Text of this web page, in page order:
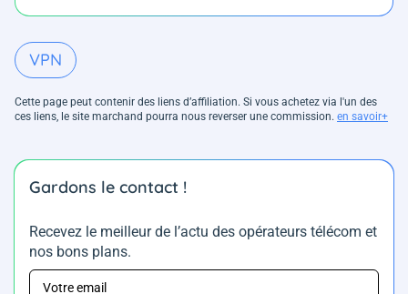
VPN
Cette page peut contenir des liens d’affiliation. Si vous achetez via l'un des
ces liens, le site marchand pourra nous reverser une commission. en savoir+
Gardons le contact !
Recevez le meilleur de l’actu des opérateurs télécom et
nos bons plans.